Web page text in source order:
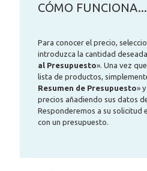
CÓMO FUNCIONA...
Para conocer el precio,
introduzca la cantidad
al Presupuesto». Una vez
lista de productos,
Resumen de Presupuesto»
precios añadiendo sus datos
Responderemos a su solicitud
con un presupuesto.